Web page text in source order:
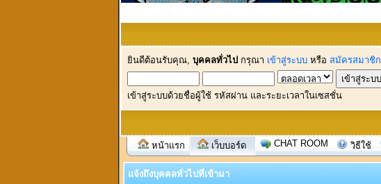
ยินดีต้อนรับคุณ, บุคคลทั่วไป กรุณา เข้าสู่ระบบ หรือ สมัครสมาชิก
เข้าสู่ระบบด้วยชื่อผู้ใช้ รหัสผ่าน และระยะเวลาในเซสชั่น
หน้าแรก เว็บบอร์ด CHAT ROOM วิธีใช้
แจ้งถึงบุคคลทั่วไปที่เข้ามา